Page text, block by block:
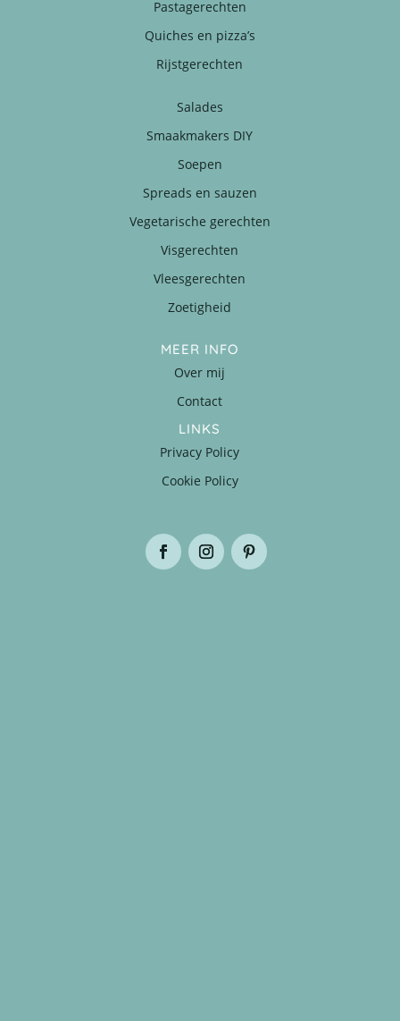
Pastagerechten
Quiches en pizza’s
Rijstgerechten
Salades
Smaakmakers DIY
Soepen
Spreads en sauzen
Vegetarische gerechten
Visgerechten
Vleesgerechten
Zoetigheid
MEER INFO
Over mij
Contact
LINKS
Privacy Policy
Cookie Policy